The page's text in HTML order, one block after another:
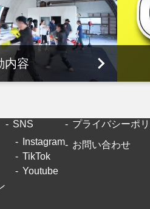
内容
SNS
Instagram
TikTok
Youtube
プライバシーポ
お問い合わせ